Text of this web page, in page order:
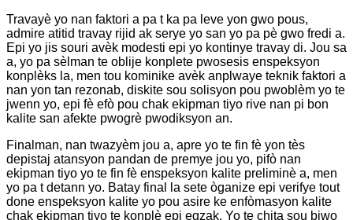
Travayè yo nan faktori a pa t ka pa leve yon gwo pous,
admire atitid travay rijid ak serye yo san yo pa pè gwo fredi a.
Epi yo jis souri avèk modesti epi yo kontinye travay di. Jou sa
a, yo pa sèlman te oblije konplete pwosesis enspeksyon
konplèks la, men tou kominike avèk anplwaye teknik faktori a
nan yon tan rezonab, diskite sou solisyon pou pwoblèm yo te
jwenn yo, epi fè efò pou chak ekipman tiyo rive nan pi bon
kalite san afekte pwogrè pwodiksyon an.
Finalman, nan twazyèm jou a, apre yo te fin fè yon tès
depistaj atansyon pandan de premye jou yo, pifò nan
ekipman tiyo yo te fin fè enspeksyon kalite preliminè a, men
yo pa t detann yo. Batay final la sete òganize epi verifye tout
done enspeksyon kalite yo pou asire ke enfòmasyon kalite
chak ekipman tiyo te konplè epi egzak. Yo te chita sou biwo